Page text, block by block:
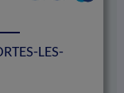
LES-